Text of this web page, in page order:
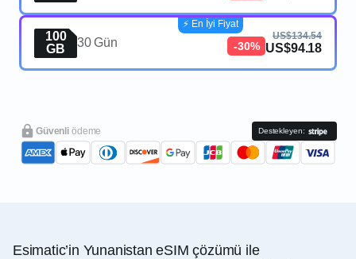
100
GB
30 Gün -30%
US$134.54
US$94.18
⚡️ En İyi Fiyat
Güvenli ödeme Destekleyen:
Esimatic’in Yunanistan eSIM çözümü ile